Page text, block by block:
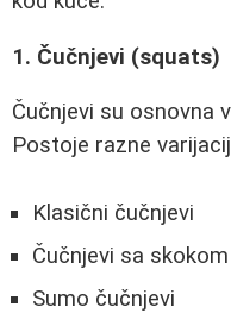
1. Čučnjevi (squats)
Čučnjevi su osnovna
Postoje razne
Klasični čučnjevi
Čučnjevi sa skokom
Sumo čučnjevi